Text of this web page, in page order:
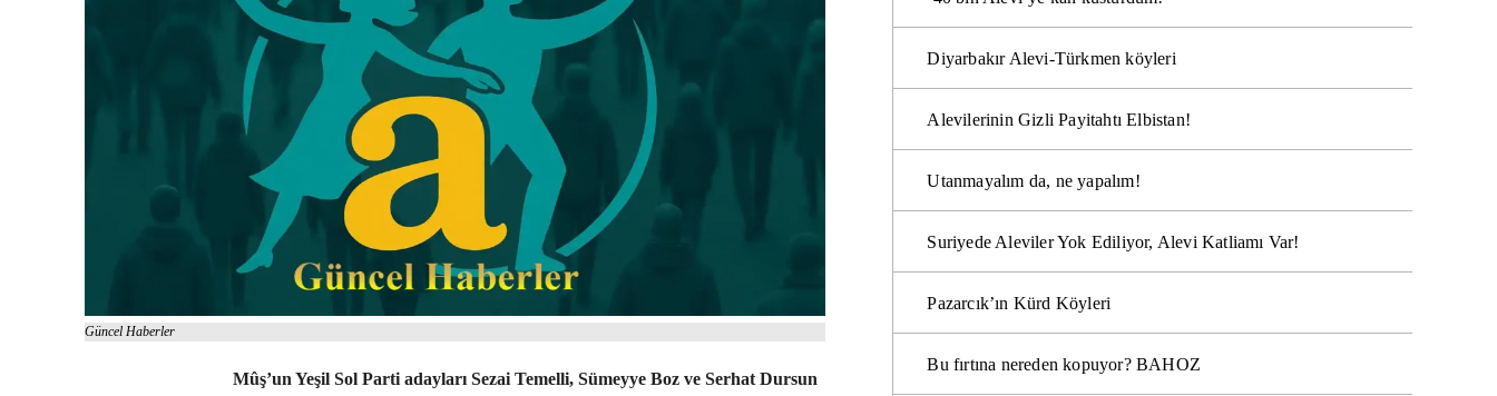
Güncel Haberler
Mûş’un Yeşil Sol Parti adayları Sezai Temelli, Sümeyye Boz ve Serhat Dursun
Diyarbakır Alevi-Türkmen köyleri
Alevilerinin Gizli Payitahtı Elbistan!
Utanmayalım da, ne yapalım!
Suriyede Aleviler Yok Ediliyor, Alevi Katliamı Var!
Pazarcık’ın Kürd Köyleri
Bu fırtına nereden kopuyor? BAHOZ